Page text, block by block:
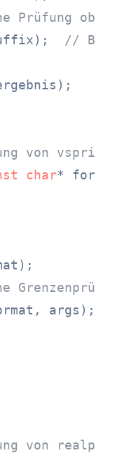
Prüfung ob
//
von
char*
args);
von